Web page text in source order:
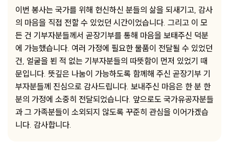
이번 봉사는 국가를 위해 헌신하신 분들의 삶을 되새기고, 감사
의 마음을 직접 전할 수 있었던 시간이었습니다. 그리고 이 모
든 건 기부자분들께서 곧장기부를 통해 마음을 보태주신 덕분
에 가능했습니다. 여러 가정에 필요한 물품이 전달될 수 있었던
건, 얼굴을 뵌 적 없는 기부자분들의 따뜻함이 먼저 있었기 때
문입니다. 뜻깊은 나눔이 가능하도록 함께해 주신 곧장기부 기
부자분들께 진심으로 감사드립니다. 보내주신 마음은 한 분 한
분의 가정에 소중히 전달되었습니다. 앞으로도 국가유공자분들
과 그 가족분들이 소외되지 않도록 꾸준히 관심을 이어가겠습
니다. 감사합니다.